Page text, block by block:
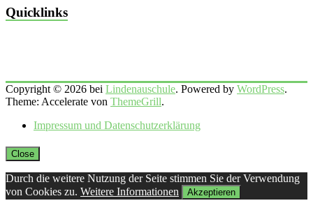
Quicklinks
Copyright © 2026 bei Lindenauschule. Powered by WordPress.
Theme: Accelerate von ThemeGrill.
Impressum und Datenschutzerklärung
Close
Durch die weitere Nutzung der Seite stimmen Sie der Verwendung
von Cookies zu. Weitere Informationen Akzeptieren